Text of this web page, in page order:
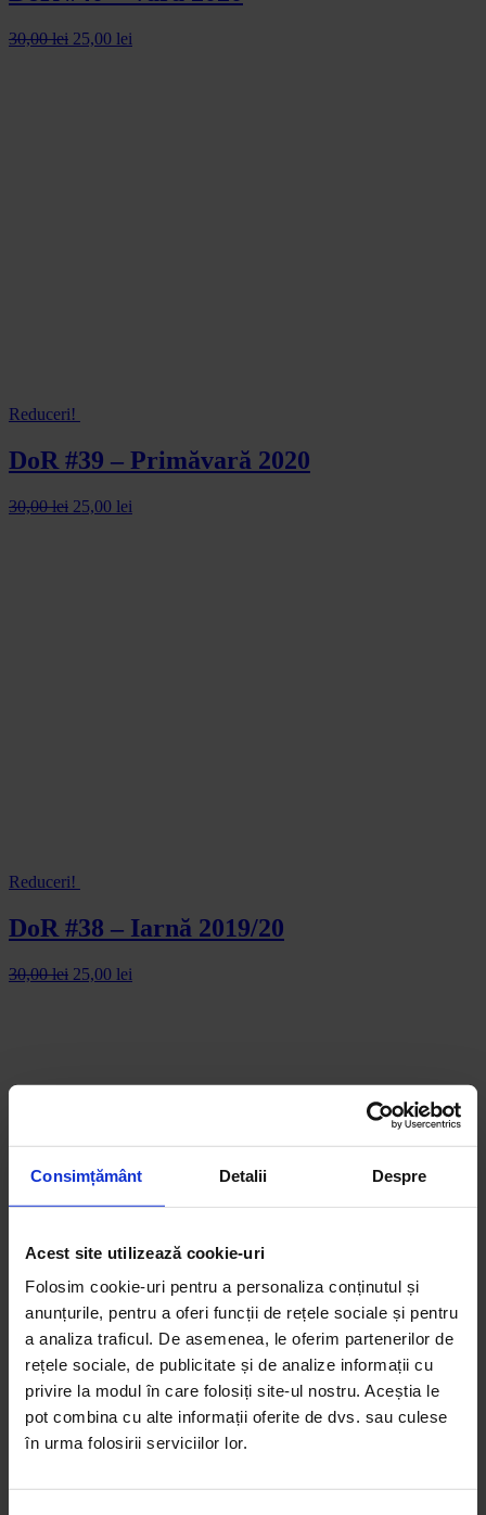
Consimțământ Detalii Despre
Acest site utilizează cookie-uri
Folosim cookie-uri pentru a personaliza conținutul și
anunțurile, pentru a oferi funcții de rețele sociale și pentru
a analiza traficul. De asemenea, le oferim partenerilor de
rețele sociale, de publicitate și de analize informații cu
privire la modul în care folosiți site-ul nostru. Aceștia le
pot combina cu alte informații oferite de dvs. sau culese
în urma folosirii serviciilor lor.
30,00lei 25,00 lei
Reduceri!
DoR #39 – Primăvară 2020
30,00lei 25,00 lei
Reduceri!
DoR #38 – Iarnă 2019/20
30,00lei 25,00 lei
Reduceri!
DoR #37 – Toamnă 2019
30,00lei 25,00lei